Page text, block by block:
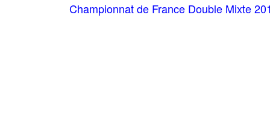
Championnat de France Double Mixte